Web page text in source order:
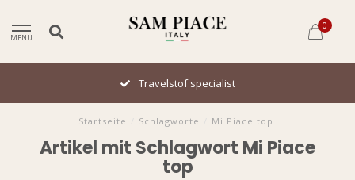
MENU
0
Travelstof specialist
Startseite Schlagworte Mi Piace top
Artikel mit Schlagwort Mi Piace
top